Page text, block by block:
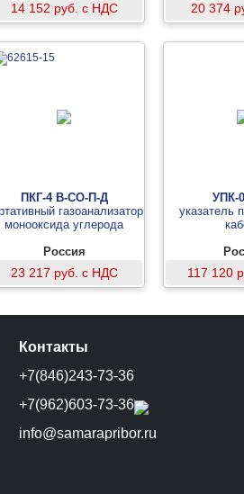
14 152 руб. с НДС 20 374
ПКГ-4 В-СО-П-Д
газоанализатор
монооксида углерода
Россия
23 217 руб. с НДС
УПК-
указатель
117 120
Контакты
+7(846)243-73-36
+7(962)603-73-36
info@samarapribor.ru